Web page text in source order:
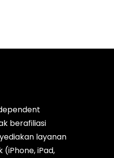
berafiliasi
layanan
iPad,